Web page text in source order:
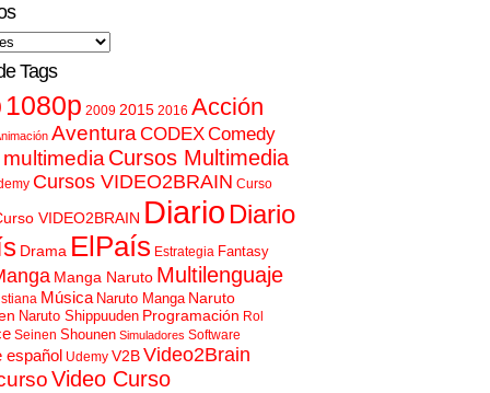
Tags
1080p 2009 2015 2016 Acción
AventuraCODEXComedy
Cursos Multimedia
Cursos VIDEO2BRAIN Curso
VIDEO2BRAIN Diario Diario
Drama ElPaís Estrategia Fantasy
Manga Naruto Multilenguaje
Música Naruto Manga Naruto
Naruto Shippuuden Programación Rol
Seinen Shounen Simuladores Software
español Udemy V2BVideo2Brain
Video Curso